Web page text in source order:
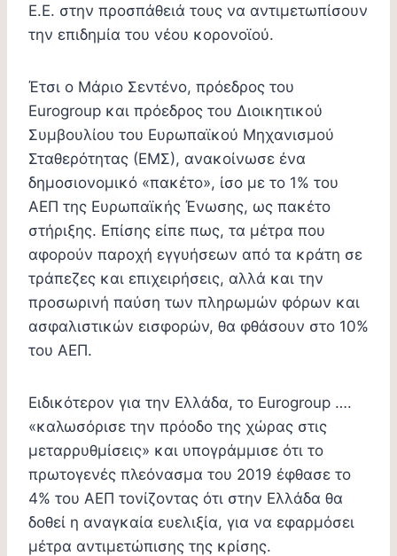
Ε.Ε. στην προσπάθειά τους να αντιμετωπίσουν
την επιδημία του νέου κορονοϊού.
Έτσι ο Μάριο Σεντένο, πρόεδρος του
Eurogroup και πρόεδρος του Διοικητικού
Συμβουλίου του Ευρωπαϊκού Μηχανισμού
Σταθερότητας (ΕΜΣ), ανακοίνωσε ένα
δημοσιονομικό «πακέτο», ίσο με το 1% του
ΑΕΠ της Ευρωπαϊκής Ένωσης, ως πακέτο
στήριξης. Επίσης είπε πως, τα μέτρα που
αφορούν παροχή εγγυήσεων από τα κράτη σε
τράπεζες και επιχειρήσεις, αλλά και την
προσωρινή παύση των πληρωμών φόρων και
ασφαλιστικών εισφορών, θα φθάσουν στο 10%
του ΑΕΠ.
Ειδικότερον για την Ελλάδα, το Eurogroup ….
«καλωσόρισε την πρόοδο της χώρας στις
μεταρρυθμίσεις» και υπογράμμισε ότι το
πρωτογενές πλεόνασμα του 2019 έφθασε το
4% του ΑΕΠ τονίζοντας ότι στην Ελλάδα θα
δοθεί η αναγκαία ευελιξία, για να εφαρμόσει
μέτρα αντιμετώπισης της κρίσης.